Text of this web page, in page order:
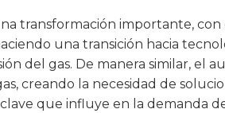
transformación importante,
una transición hacia
del gas. De manera similar, el
creando la necesidad de
que influye en la demanda